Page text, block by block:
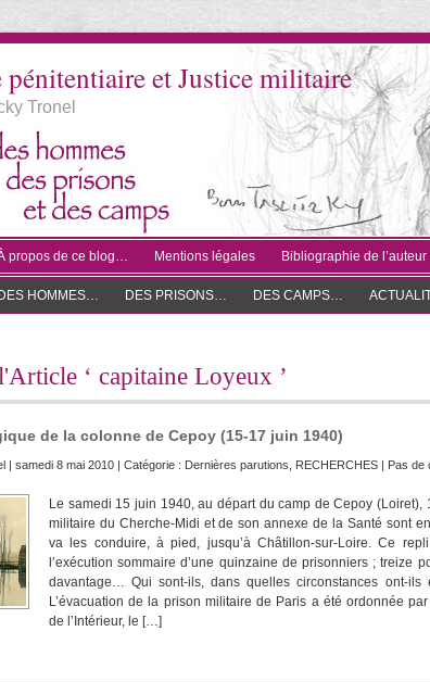
et Justice militaire
Tronel
propos de ce blog… Mentions légales Bibliographie de l’auteur
DES HOMMES… DES PRISONS… DES CAMPS…
‘ capitaine Loyeux ’
de la colonne de Cepoy (15-17 juin 1940)
| samedi 8 mai 2010 | Catégorie : Dernières parutions RECHERCHES | Pas de
Le samedi 15 juin 1940, au départ du camp de Cepoy (Loiret),
militaire du Cherche-Midi et de son annexe de la Santé sont
va les conduire, à pied, jusqu’à Châtillon-sur-Loire. Ce
l’exécution sommaire d’une quinzaine de prisonniers ; treize
davantage… Qui sont-ils, dans quelles circonstances ont-ils
L’évacuation de la prison militaire de Paris a été ordonnée
de l’Intérieur, le […]